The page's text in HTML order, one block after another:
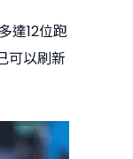
達12位跑
可以刷新